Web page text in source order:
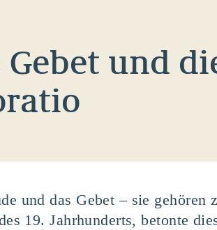
Gebet und
und das Gebet – sie
19. Jahrhunderts, betonte